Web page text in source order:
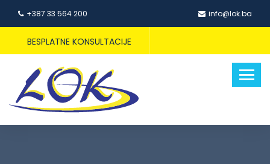
+387 33 564 200 info@lok.ba
BESPLATNE KONSULTACIJE